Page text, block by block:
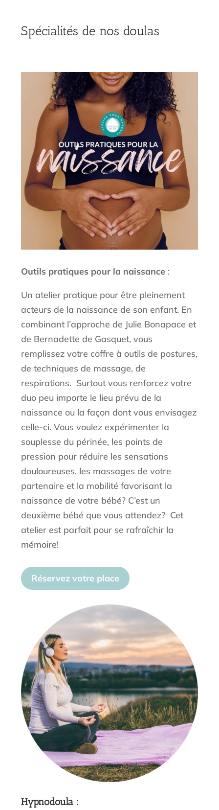
Spécialités de nos doulas
Outils pratiques pour la naissance :
Un atelier pratique pour être pleinement
acteurs de la naissance de son enfant. En
combinant l’approche de Julie Bonapace et
de Bernadette de Gasquet, vous
remplissez votre coffre à outils de postures,
de techniques de massage, de
respirations. Surtout vous renforcez votre
duo peu importe le lieu prévu de la
naissance ou la façon dont vous envisagez
celle-ci. Vous voulez expérimenter la
souplesse du périnée, les points de
pression pour réduire les sensations
douloureuses, les massages de votre
partenaire et la mobilité favorisant la
naissance de votre bébé? C’est un
deuxième bébé que vous attendez? Cet
atelier est parfait pour se rafraîchir la
mémoire!
Réservez votre place
Hypnodoula: